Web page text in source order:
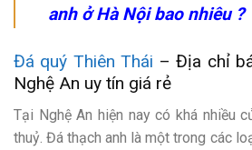
anh ở Hà Nội bao nhiêu?
Đá quý Thiên Thái – Địa chỉ
Nghệ An uy tín giá rẻ
Tại Nghệ An hiện nay có khá nhiều
thuỷ. Đá thạch anh là một trong các